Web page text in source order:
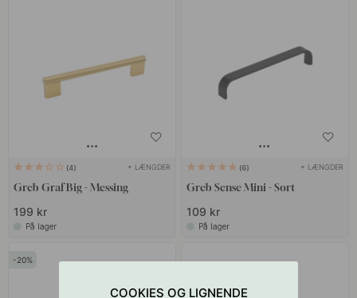
4 + LÆNGDER
Greb Graf Big - Messing
199 kr
På lager
6 + LÆNGDER
Greb Sense Mini - Sort
109 kr
På lager
20
COOKIES OG LIGNENDE